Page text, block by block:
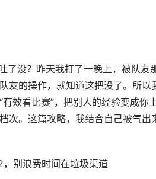
了没？昨天我打了一晚上，被队友
友的操作，就知道这把没了。所以
效看比赛”，把别人的经验变成
次。这篇攻略，我结合自己被气
别浪费时间在垃圾渠道